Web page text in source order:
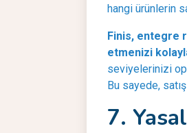
hangi ürünlerin
Finis, entegre
etmenizi
seviyelerinizi
Bu sayede,
7.